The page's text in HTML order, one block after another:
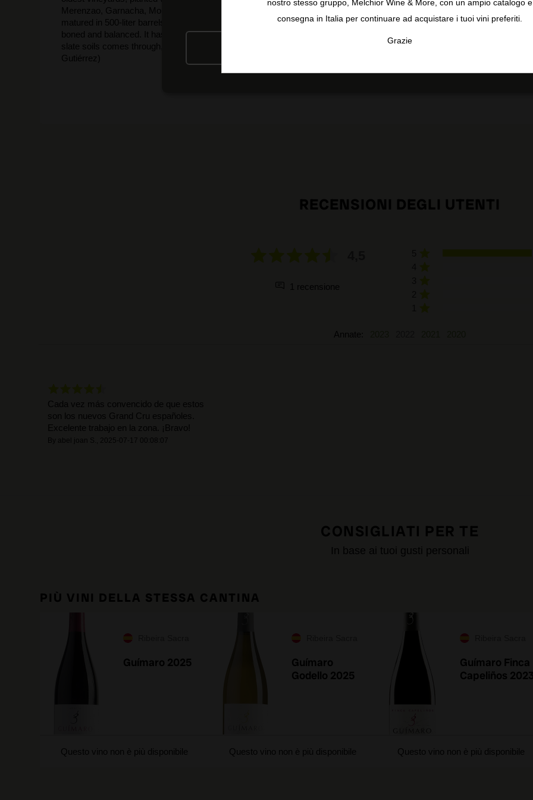
Merenzao, Garnacha, Mouratón, Negreda and Sousón. It fermented with 100% full clusters in large barrels and
matured in 500-liter barrels for 12 months. The palate is silky and elegant and the tannins very fine, and it's fine-
boned and balanced. It has contained ripeness and only 12.5% alcohol. With time in the glass, the character of the
slate soils comes through, making it mineral-driven. Only 800 bottles produced. It was bottled in July 2024. (Luis
Gutiérrez)
RECENSIONI DEGLI UTENTI
1 recensione
Annate:
Cada vez más convencido de que estos
son los nuevos Grand Cru españoles.
Excelente trabajo en la zona. ¡Bravo!
abel joan S. 2025-07-17 00:08:07
CONSIGLIATI PER TE
In base ai tuoi gusti personali
PIÙ VINI DELLA STESSA CANTINA
Guímaro 2025
Questo vino non è più disponibile
Guímaro
Godello 2025
Questo vino non è più disponibile
Guímaro Finca
Capeliños 2023
Questo vino non è più disponibile
nostro stesso gruppo, Melchior Wine & More, con un ampio catalogo e
consegna in Italia per continuare ad acquistare i tuoi vini preferiti.
Grazie